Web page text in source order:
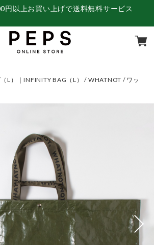
円以上お買い上げで送料無料サービス
L）｜INFINITY BAG（L） / WHATNOT / ワッ